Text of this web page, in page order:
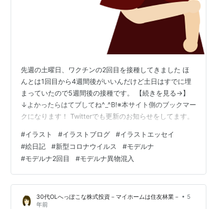
先週の土曜日、ワクチンの2回目を接種してきました ほ
んとは1回目から4週間後がいいんだけど土日はすでに埋
まっていたので5週間後の接種です。 【続きを見る→】
↓よかったらはてブしてね^_^B!※本サイト側のブックマー
クになります！ Twitterでも更新のお知らせをしてます。
#イラスト #イラストブログ #イラストエッセイ
#絵日記 #新型コロナウイルス #モデルナ
#モデルナ2回目 #モデルナ異物混入
30代OLへっぽこな株式投資－マイホームは住友林業－ • 5
年前